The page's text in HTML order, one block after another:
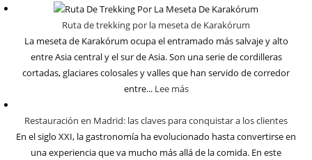
Ruta de trekking por la meseta de Karakórum
La meseta de Karakórum ocupa el entramado más salvaje y alto
entre Asia central y el sur de Asia. Son una serie de cordilleras
cortadas, glaciares colosales y valles que han servido de corredor
entre... Lee más
Restauración en Madrid: las claves para conquistar a los clientes
En el siglo XXI, la gastronomía ha evolucionado hasta convertirse en
una experiencia que va mucho más allá de la comida. En este